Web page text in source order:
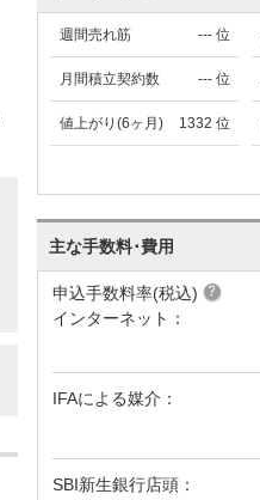
--- 位
週間売れ筋
--- 位
月間積立契約数
1332 位
値上がり(6ヶ月)
主な手数料･費用
申込手数料率(税込)
インターネット：
IFAによる媒介：
SBI新生銀行店頭：